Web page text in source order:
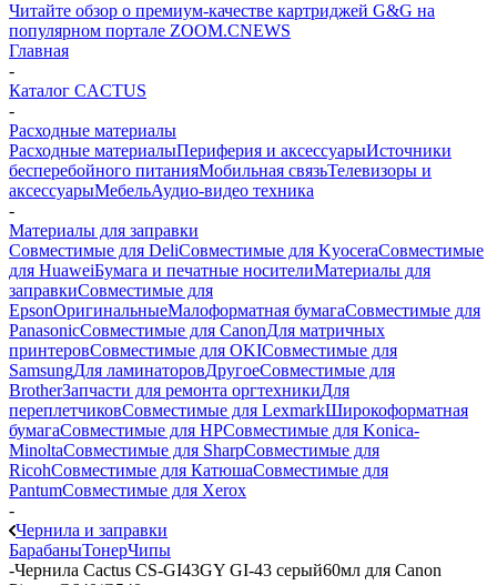
Читайте обзор о премиум-качестве картриджей G&G на
популярном портале ZOOM.CNEWS
Главная
-
Каталог CACTUS
-
Расходные материалы
Расходные материалыПериферия и аксессуарыИсточники
бесперебойного питанияМобильная связьТелевизоры и
аксессуарыМебельАудио-видео техника
-
Материалы для заправки
Совместимые для DeliСовместимые для KyoceraСовместимые
для HuaweiБумага и печатные носителиМатериалы для
заправкиСовместимые для
EpsonОригинальныеМалоформатная бумагаСовместимые для
PanasonicСовместимые для CanonДля матричных
принтеровСовместимые для OKIСовместимые для
SamsungДля ламинаторовДругоеСовместимые для
BrotherЗапчасти для ремонта оргтехникиДля
переплетчиковСовместимые для LexmarkШирокоформатная
бумагаСовместимые для HPСовместимые для Konica-
MinoltaСовместимые для SharpСовместимые для
RicohСовместимые для КатюшаСовместимые для
PantumСовместимые для Xerox
-
Чернила и заправки
БарабаныТонерЧипы
-Чернила Cactus CS-GI43GY GI-43 серый60мл для Canon